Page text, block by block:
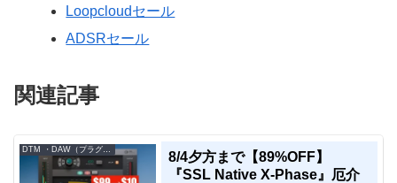
Loopcloudセール
ADSRセール
関連記事
8/4夕方まで【89%OFF】
『SSL Native X-Phase』厄介